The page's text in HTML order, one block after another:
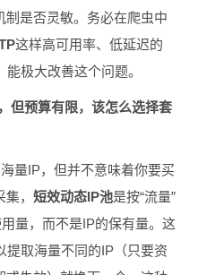
是否灵敏。务必在爬虫中
这样高可用率、低延迟的
极大改善这个问题。
但预算有限，该怎么选择套
量IP，但并不意味着你要买
， 短效动态IP池是按“流量”
量，而不是IP的保有量。这
提取海量不同的IP（只要资